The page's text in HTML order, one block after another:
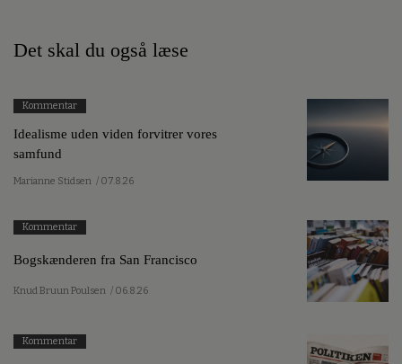
Det skal du også læse
Kommentar
Idealisme uden viden forvitrer vores
samfund
Marianne Stidsen / 07.8.26
Kommentar
Bogskænderen fra San Francisco
Knud Bruun Poulsen / 06.8.26
Kommentar